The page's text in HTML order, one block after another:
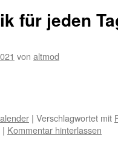
für jeden
von altmod
| Verschlagwortet mit
| Kommentar hinterlassen